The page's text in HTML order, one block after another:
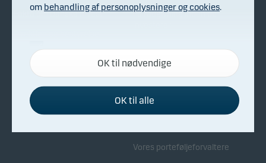
Fakta om Danske Invest
Generalforsamling
Bekæmpelse af økonomisk
kriminalitet
Få rådgivning inden du
Kontakt os
Samarbejdspartnere
Vores porteføljeforvaltere
om behandling af personoplysninger og cookies.
Nødvendige
Disse cookies hjælper med at sikre, at vores
hjemmeside fungerer ved at aktivere
grundlæggende funktioner som for eksempel
sidenavigation og adgang til sikre områder på
OK til nødvendige
OK til alle